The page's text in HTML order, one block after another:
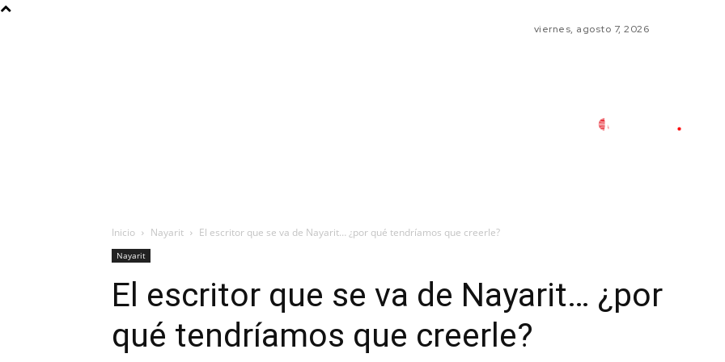
viernes, agosto 7, 2026
Inicio Nayarit El escritor que se va de Nayarit… ¿por qué tendríamos que creerle?
Nayarit
El escritor que se va de Nayarit… ¿por
qué tendríamos que creerle?